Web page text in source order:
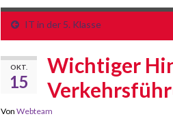
IT in der 5. Klasse
OKT.
15
Wichtiger
Von Webteam